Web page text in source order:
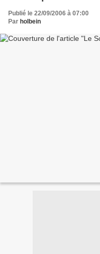
Publié le 22/09/2006 à 07:00
Par holbein